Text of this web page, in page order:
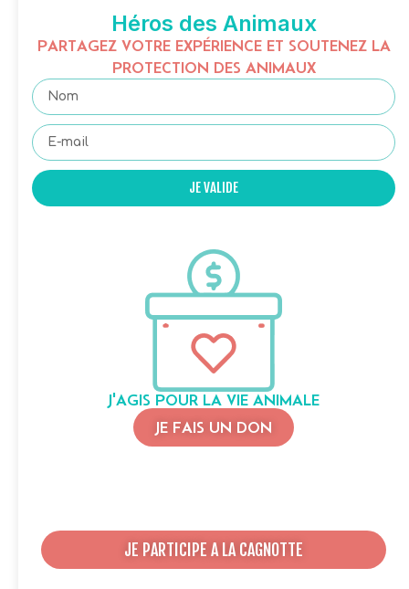
Héros des Animaux
PARTAGEZ VOTRE EXPÉRIENCE ET SOUTENEZ LA
PROTECTION DES ANIMAUX
JE VALIDE
J'AGIS POUR LA VIE ANIMALE
JE FAIS UN DON
JE PARTICIPE A LA CAGNOTTE